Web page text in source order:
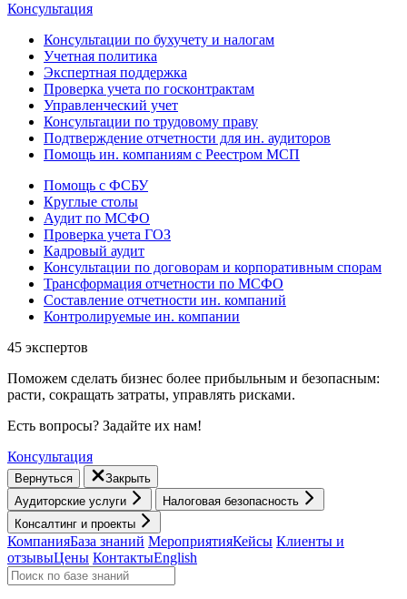
Консультация
Консультации по бухучету и налогам
Учетная политика
Экспертная поддержка
Проверка учета по госконтрактам
Управленческий учет
Консультации по трудовому праву
Подтверждение отчетности для ин. аудиторов
Помощь ин. компаниям с Реестром МСП
Помощь с ФСБУ
Круглые столы
Аудит по МСФО
Проверка учета ГОЗ
Кадровый аудит
Консультации по договорам и корпоративным спорам
Трансформация отчетности по МСФО
Составление отчетности ин. компаний
Контролируемые ин. компании
45 экспертов
Поможем сделать бизнес более прибыльным и безопасным:
расти, cокращать затраты, управлять рисками.
Есть вопросы? Задайте их нам!
Консультация
Вернуться
Закрыть
Аудиторские услуги
Налоговая безопасность
Консалтинг и проекты
КомпанияБаза знаний МероприятияКейсы Клиенты и
отзывыЦены КонтактыEnglish